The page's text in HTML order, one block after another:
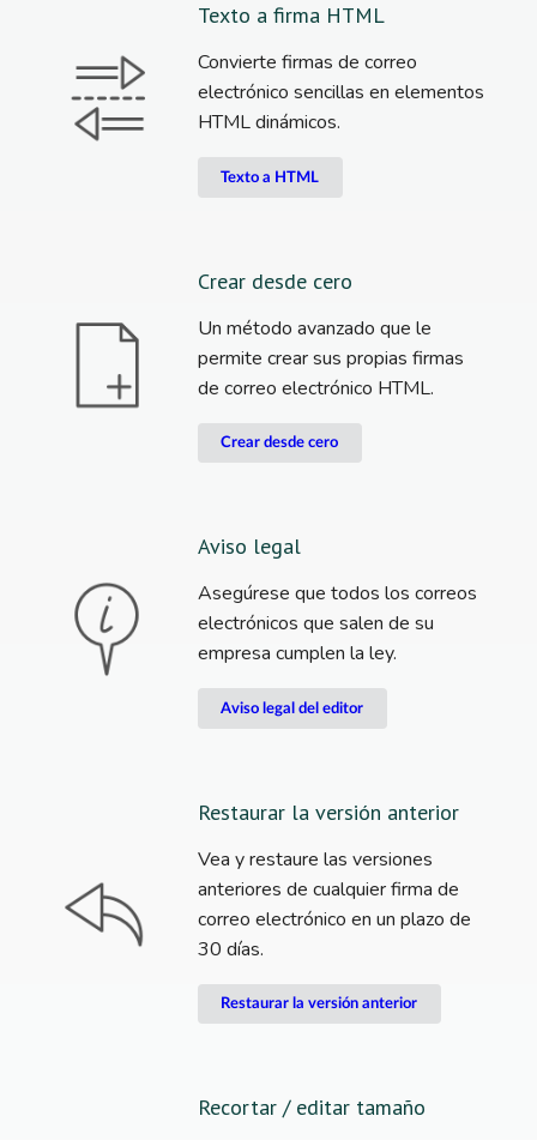
Texto a firma HTML
Convierte firmas de correo
electrónico sencillas en elementos
HTML dinámicos.
Texto a HTML
Crear desde cero
Un método avanzado que le
permite crear sus propias firmas
de correo electrónico HTML.
Crear desde cero
Aviso legal
Asegúrese que todos los correos
electrónicos que salen de su
empresa cumplen la ley.
Aviso legal del editor
Restaurar la versión anterior
Vea y restaure las versiones
anteriores de cualquier firma de
correo electrónico en un plazo de
30 días.
Restaurar la versión anterior
Recortar / editar tamaño